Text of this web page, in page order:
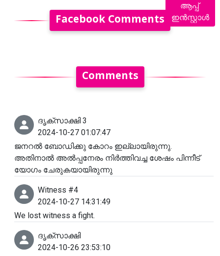
Facebook Comments
Comments
ദൃക്‌സാക്ഷി 3
2024-10-27 01:07:47
ജനറൽ ബോഡിക്കു കോറം ഇല്ലായിരുന്നു.
അതിനാൽ അൽപ്പനേരം നിർത്തിവച്ച ശേഷം പിന്നീട്
യോഗം ചേരുകയായിരുന്നു
Witness #4
2024-10-27 14:31:49
We lost witness a fight.
ദൃക്‌സാക്ഷി
2024-10-26 23:53:10
ആപ്പ്
ഇൻസ്റ്റാൾ